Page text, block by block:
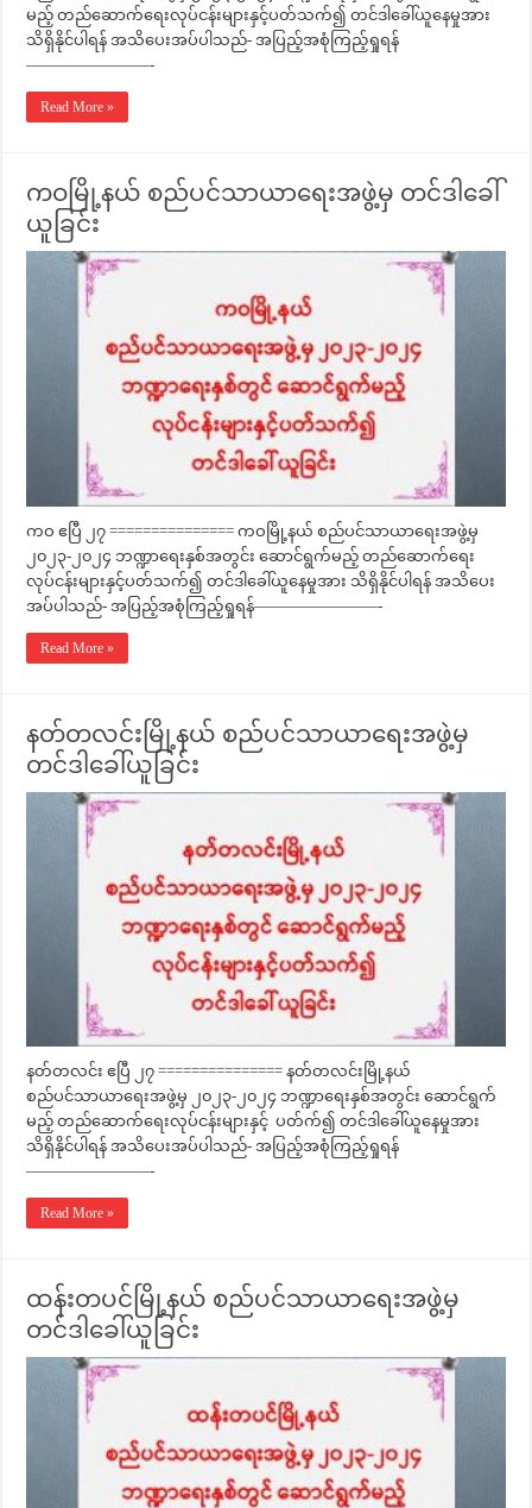
မည့် တည်ဆောက်ရေးလုပ်ငန်းများနှင့်ပတ်သက်၍ တင်ဒါခေါ်ယူနေမှုအား
သိရှိနိုင်ပါရန် အသိပေးအပ်ပါသည်- အပြည့်အစုံကြည့်ရှုရန်
————————-
Read More »
ကဝမြို့နယ် စည်ပင်သာယာရေးအဖွဲ့မှ တင်ဒါခေါ်
ယူခြင်း
ကဝ ဧပြီ ၂၇ =============== ကဝမြို့နယ် စည်ပင်သာယာရေးအဖွဲ့မှ
၂၀၂၃-၂၀၂၄ ဘဏ္ဍာရေးနှစ်အတွင်း ဆောင်ရွက်မည့် တည်ဆောက်ရေး
လုပ်ငန်းများနှင့်ပတ်သက်၍ တင်ဒါခေါ်ယူနေမှုအား သိရှိနိုင်ပါရန် အသိပေး
အပ်ပါသည်- အပြည့်အစုံကြည့်ရှုရန်————————-
Read More »
နတ်တလင်းမြို့နယ် စည်ပင်သာယာရေးအဖွဲ့မှ
တင်ဒါခေါ်ယူခြင်း
နတ်တလင်း ဧပြီ ၂၇ =============== နတ်တလင်းမြို့နယ်
စည်ပင်သာယာရေးအဖွဲ့မှ ၂၀၂၃-၂၀၂၄ ဘဏ္ဍာရေးနှစ်အတွင်း ဆောင်ရွက်
မည့် တည်ဆောက်ရေးလုပ်ငန်းများနှင့် ပတ်က်၍ တင်ဒါခေါ်ယူနေမှုအား
သိရှိနိုင်ပါရန် အသိပေးအပ်ပါသည်- အပြည့်အစုံကြည့်ရှုရန်
————————-
Read More »
ထန်းတပင်မြို့နယ် စည်ပင်သာယာရေးအဖွဲ့မှ
တင်ဒါခေါ်ယူခြင်း